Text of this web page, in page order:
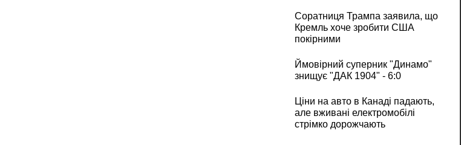
Соратниця Трампа заявила, що
Кремль хоче зробити США
покірними
Ймовірний суперник "Динамо"
знищує "ДАК 1904" - 6:0
Ціни на авто в Канаді падають,
але вживані електромобілі
стрімко дорожчають